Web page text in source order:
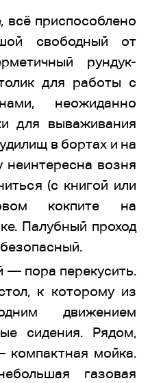
всё приспособлено
свободный от
рундук-
для работы с
неожиданно
для вываживания
в бортах и на
неинтересна возня
(с книгой или
кокпите на
Палубный проход
— пора перекусить.
к которому из
движением
сидения. Рядом,
компактная мойка.
газовая